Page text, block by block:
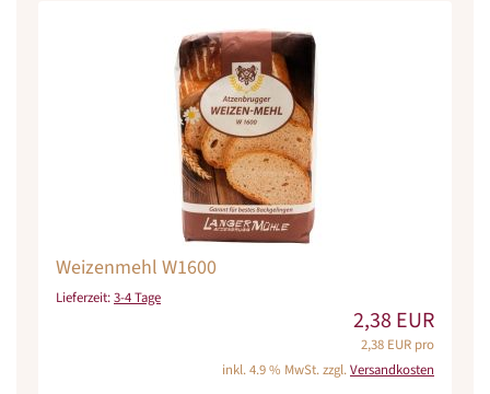
Weizenmehl W1600
Lieferzeit:3-4 Tage
2,38 EUR
2,38 EUR pro
inkl. 4.9 % MwSt. zzgl.Versandkosten